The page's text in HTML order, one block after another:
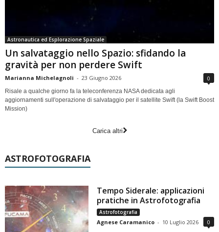
Astronautica ed Esplorazione Spaziale
Un salvataggio nello Spazio: sfidando la
gravità per non perdere Swift
Marianna Michelagnoli - 23 Giugno 2026 0
Risale a qualche giorno fa la teleconferenza NASA dedicata agli
aggiornamenti sull'operazione di salvataggio per il satellite Swift (la Swift Boost
Mission)
Carica altri
ASTROFOTOGRAFIA
Tempo Siderale: applicazioni
pratiche in Astrofotografia
Astrofotografia
Agnese Caramanico - 10 Luglio 2026 0